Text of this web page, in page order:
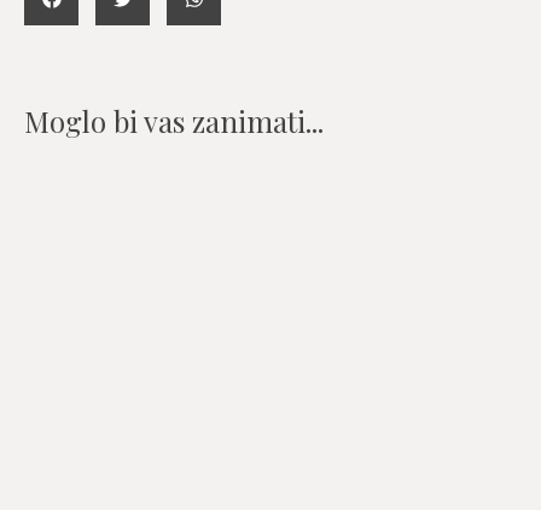
Moglo bi vas zanimati...